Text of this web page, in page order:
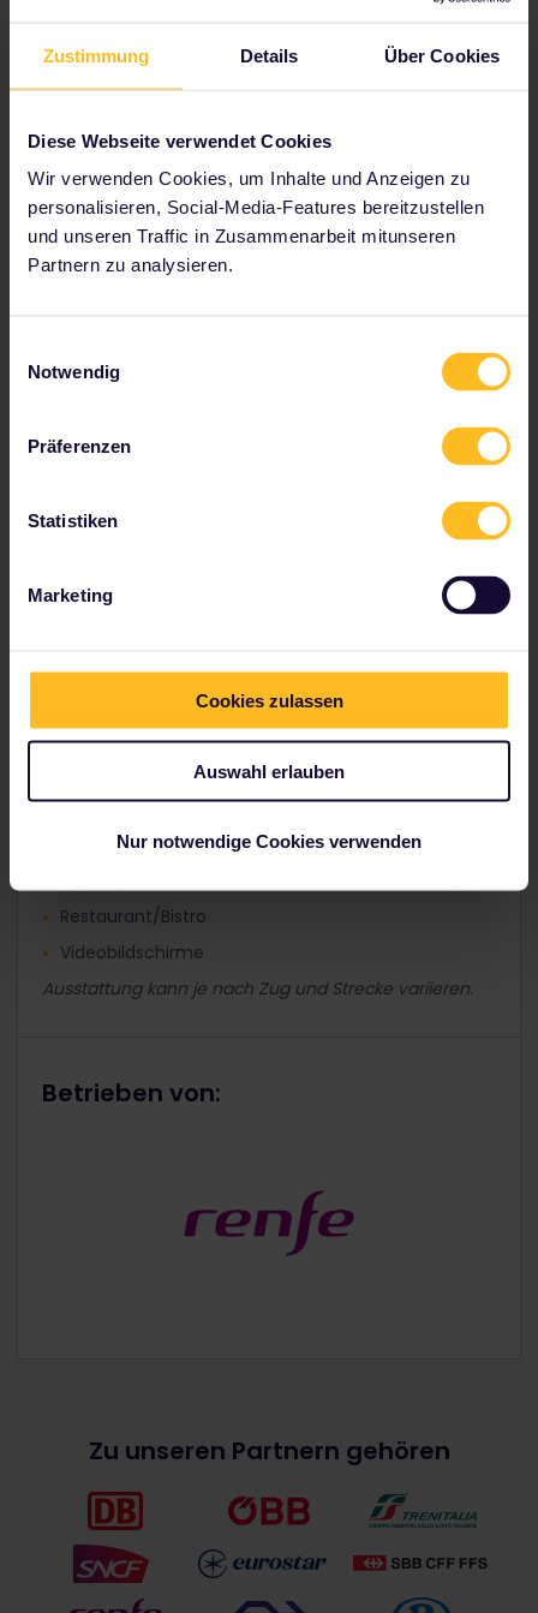
Zustimmung Details Über Cookies
Diese Webseite verwendet Cookies
Wir verwenden Cookies, um Inhalte und Anzeigen zu
personalisieren, Social-Media-Features bereitzustellen
und unseren Traffic in Zusammenarbeit mitunseren
Partnern zu analysieren.
Notwendig
Präferenzen
Statistiken
Marketing
Cookies zulassen
Auswahl erlauben
Nur notwendige Cookies verwenden
eine Reservierung nicht identisch sind. Die
Vorreservierung hält deinen Sitzplatz nur
Andere Buchungsorte
An einemFahrkartenschalter der Deutschen
Bahn. Du musst die Zugnummer angeben.
Reservierungsklassen & Gebühren
1. (Elige Confort): 13,00 €
Ausstattung und
Audiosystem
Kinderbetreuung
Kaffeebar
barrierefreie Einrichtungen
Restaurant/Bistro
Videobildschirme
Ausstattung kann je nach Zug und Strecke variieren.
Betrieben von:
Zu unseren Partnern gehören